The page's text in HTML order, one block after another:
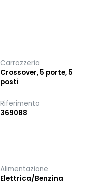
Carrozzeria
Crossover, 5 porte, 5
posti
Riferimento
369088
Alimentazione
Elettrica/Benzina